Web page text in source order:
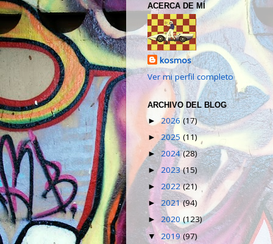
ACERCA DE MÍ
kosmos
Ver mi perfil completo
ARCHIVO DEL BLOG
►2026 (17)
►2025 (11)
►2024(28)
►2023(15)
► 2022(21)
► 2021(94)
► 2020(123)
▼2019(97)